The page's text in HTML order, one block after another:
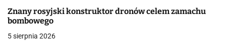
a
c
Znany rosyjski konstruktor dronów celem zamachu
bombowego
5 sierpnia 2026